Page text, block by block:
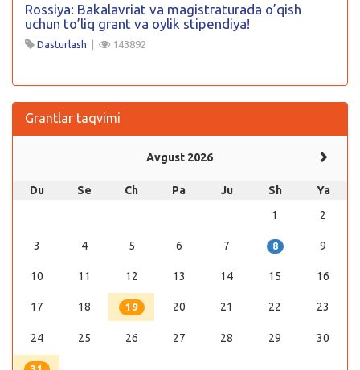
Rossiya: Bakalavriat va magistraturada o’qish
uchun to’liq grant va oylik stipendiya!
Dasturlash | 143892
Grantlar taqvimi
Avgust 2026
Du Se Ch Pa Ju Sh
Ya
1
2
3 4 5 6 7 8 9
10 11 12 13 14 15 16
17 18 19 20 21 22 23
24 25 26 27 28 29 30